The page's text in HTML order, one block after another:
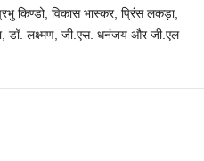
किण्डो, विकास भास्कर, प्रिंस लकड़ा,
डॉ. लक्ष्मण, जी.एस. धनंजय और जी.एल